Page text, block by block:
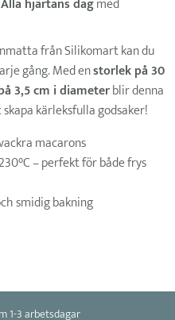
från Silikomart kan du
gång. Med enstorlek på 30
3,5 cm i diameterblir denna
kärleksfulla godsaker!
macarons
– perfekt för både frys
smidig bakning
1-3 arbetsdagar